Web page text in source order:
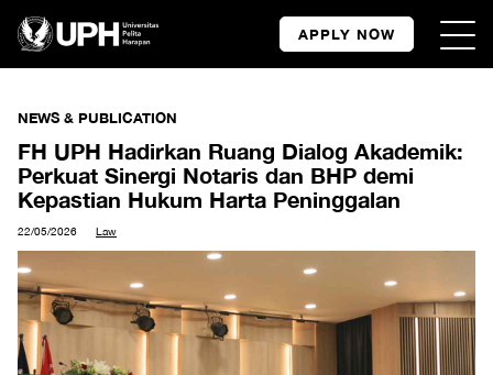
APPLY NOW
NEWS & PUBLICATION
FH UPH Hadirkan Ruang Dialog Akademik:
Perkuat Sinergi Notaris dan BHP demi
Kepastian Hukum Harta Peninggalan
22/05/2026 Law